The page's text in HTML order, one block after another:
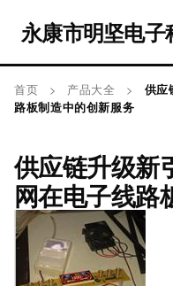
永康市明坚电子
首页 > 产品大全 >
供应
路板制造中的创新服务
供应链升级新
网在电子线路